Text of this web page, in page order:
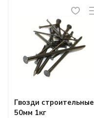
Гвозди строительные
50мм 1кг